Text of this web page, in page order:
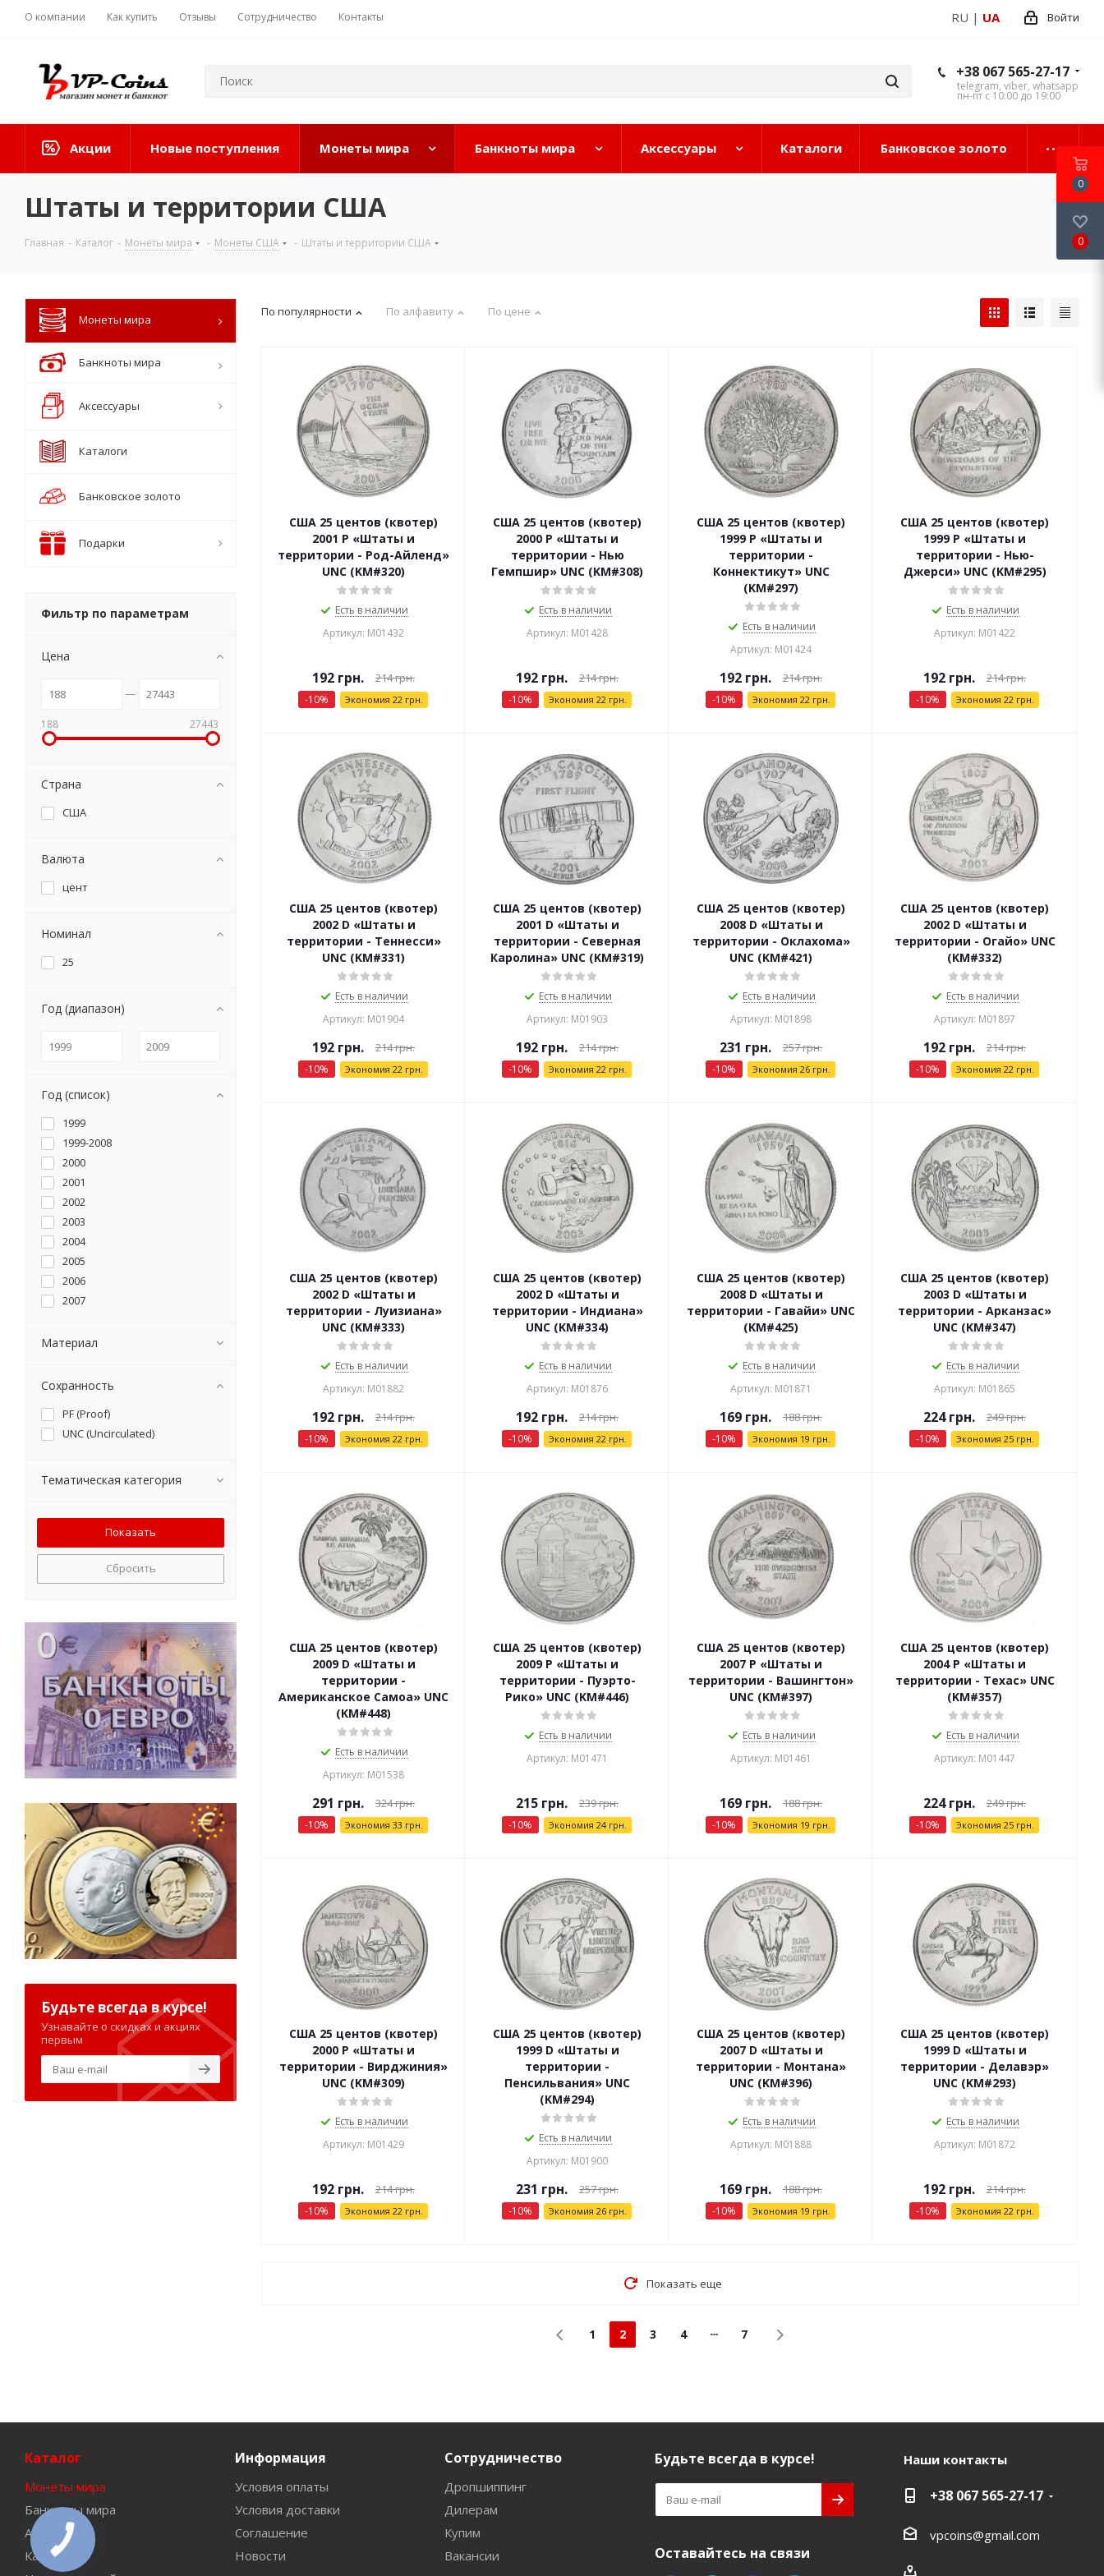
О компании Как купить Отзывы Сотрудничество Контакты Войти
RU | UA
+38 067 565-27-17
telegram, viber, whatsapp
пн-пт с 10:00 до 19:00
Акции Новые поступления Монеты мира Банкноты мира Аксессуары Каталоги Банковское золото
Штаты и территории США
Главная - Каталог - Монеты мира - Монеты США - Штаты и территории США
По популярности По алфавиту По цене
США 25 центов (квотер)
2001 P «Штаты и
территории - Род-Айленд»
UNC (KM#320)
Есть в наличии
Артикул: М01432
192 грн. 214грн.
-10% Экономия 22 грн.
США 25 центов (квотер)
2000 P «Штаты и
территории - Нью
Гемпшир» UNC (KM#308)
Есть в наличии
Артикул: М01428
192 грн. 214грн.
-10% Экономия 22 грн.
США 25 центов (квотер)
1999 P «Штаты и
территории -
Коннектикут» UNC
(KM#297)
Есть в наличии
Артикул: М01424
192 грн. 214грн.
-10% Экономия 22 грн.
США 25 центов (квотер)
1999 P «Штаты и
территории - Нью-
Джерси» UNC (KM#295)
Есть в наличии
Артикул: М01422
192 грн. 214грн.
-10% Экономия 22 грн.
США 25 центов (квотер)
2002 D «Штаты и
территории - Теннесси»
UNC (KM#331)
Есть в наличии
Артикул: М01904
192 грн. 214грн.
-10% Экономия 22 грн.
США 25 центов (квотер)
2001 D «Штаты и
территории - Северная
Каролина» UNC (KM#319)
Есть в наличии
Артикул: М01903
192 грн. 214грн.
-10% Экономия 22 грн.
США 25 центов (квотер)
2008 D «Штаты и
территории - Оклахома»
UNC (KM#421)
Есть в наличии
Артикул: М01898
231 грн. 257грн.
-10% Экономия 26 грн.
США 25 центов (квотер)
2002 D «Штаты и
территории - Огайо» UNC
(KM#332)
Есть в наличии
Артикул: М01897
192 грн. 214грн.
-10% Экономия 22 грн.
США 25 центов (квотер)
2002 D «Штаты и
территории - Луизиана»
UNC (KM#333)
Есть в наличии
Артикул: М01882
192 грн. 214грн.
-10% Экономия 22 грн.
США 25 центов (квотер)
2002 D «Штаты и
территории - Индиана»
UNC (KM#334)
Есть в наличии
Артикул: М01876
192 грн. 214грн.
-10% Экономия 22 грн.
США 25 центов (квотер)
2008 D «Штаты и
территории - Гавайи» UNC
(KM#425)
Есть в наличии
Артикул: М01871
169 грн. 188грн.
-10% Экономия 19 грн.
США 25 центов (квотер)
2003 D «Штаты и
территории - Арканзас»
UNC (KM#347)
Есть в наличии
Артикул: М01865
224грн. 249грн.
-10% Экономия 25 грн.
США 25 центов (квотер)
2009 D «Штаты и
территории -
Американское Самоа» UNC
(KM#448)
Есть в наличии
Артикул: М01538
291 грн. 324грн.
-10% Экономия 33 грн.
США 25 центов (квотер)
2009 P «Штаты и
территории - Пуэрто-
Рико» UNC (KM#446)
Есть в наличии
Артикул: М01471
215 грн. 239грн.
-10% Экономия 24грн.
США 25 центов (квотер)
2007 P «Штаты и
территории - Вашингтон»
UNC (KM#397)
Есть в наличии
Артикул: М01461
169 грн. 188грн.
-10% Экономия 19 грн.
США 25 центов (квотер)
2004 P «Штаты и
территории - Техас» UNC
(KM#357)
Есть в наличии
Артикул: М01447
224грн. 249грн.
-10% Экономия 25 грн.
США 25 центов (квотер)
2000 P «Штаты и
территории - Вирджиния»
UNC (KM#309)
Есть в наличии
Артикул: М01429
192 грн. 214грн.
-10% Экономия 22 грн.
США 25 центов (квотер)
1999 D «Штаты и
территории -
Пенсильвания» UNC
(KM#294)
Есть в наличии
Артикул: М01900
231 грн. 257грн.
-10% Экономия 26 грн.
США 25 центов (квотер)
2007 D «Штаты и
территории - Монтана»
UNC (KM#396)
Есть в наличии
Артикул: М01888
169 грн. 188грн.
-10% Экономия 19 грн.
США 25 центов (квотер)
1999 D «Штаты и
территории - Делавэр»
UNC (KM#293)
Есть в наличии
Артикул: М01872
192 грн. 214грн.
-10% Экономия 22 грн.
Показать еще
1 2 3 4 7
Монеты мира
Банкноты мира
Аксессуары
Каталоги
Банковское золото
Подарки
Фильтр по параметрам
Цена
188 27443
Страна
США
Валюта
цент
Номинал
25
Год (диапазон)
Год (список)
1999
1999-2008
2000
2001
2002
2003
2004
2005
2006
2007
2009
Материал
Сохранность
PF (Proof)
UNC (Uncirculated)
Тематическая категория
Сбросить
Будьте всегда в курсе!
Узнавайте о скидках и акциях
первым
Каталог
Монеты мира
Банкноты мира
Аксессуары
Каталоги
Информация
Условия оплаты
Условия доставки
Соглашение
Новости
Сотрудничество
Дропшиппинг
Дилерам
Купим
Вакансии
Будьте всегда в курсе!
Оставайтесь на связи
Наши контакты
+38 067 565-27-17
vpcoins@gmail.com
0
0